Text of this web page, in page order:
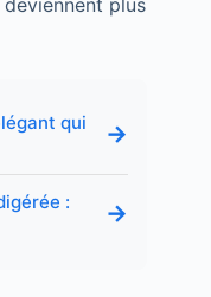
qui
→
:
→